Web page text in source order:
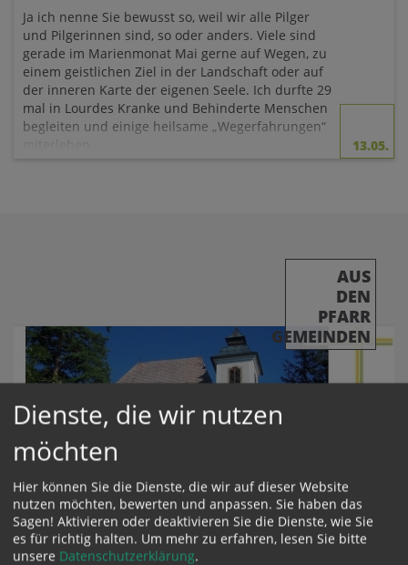
Ja ich nenne Sie bewusst so, weil wir alle Pilger
und Pilgerinnen sind, so oder anders. Viele sind
gerade im Marienmonat Mai gerne auf Wegen, zu
einem geistlichen Ziel in der Landschaft oder auf
der inneren Karte der eigenen Seele. Ich durfte 29
mal in Lourdes Kranke und Behinderte Menschen
begleiten und einige heilsame „Wegerfahrungen“
13.05.
AUS
DEN
PFARR
GEMEINDEN
Sebaldifest 2026
Dienste, die wir nutzen
möchten
Hier können Sie die Dienste, die wir auf dieser Website
nutzen möchten, bewerten und anpassen. Sie haben das
Sagen! Aktivieren oder deaktivieren Sie die Dienste, wie Sie
es für richtig halten. Um mehr zu erfahren, lesen Sie bitte
unsere Datenschutzerklärung.